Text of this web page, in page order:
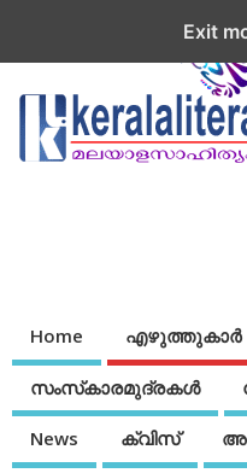
Home എഴുത്തുകാര്‍
സംസ്‌കാരമുദ്രകള്‍
News ക്വിസ്
Exit